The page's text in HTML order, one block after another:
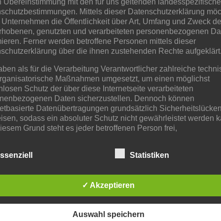
N
a
c
h
n
a
m
e
Mittels dieser Datenschutzerklärung
Unternehmen die Öffentlichkeit über Art, Umfang und Zweck
genutzten und verarbeiteten personenbezogenen
Ferner werden betroffene Personen mittels dieser
über die ihnen zustehenden Rechte aufgeklärt.
als für die Verarbeitung Verantwortlicher zahlreiche
Maßnahmen umgesetzt, um einen möglichst
Schutz der über diese Internetseite verarbeiteten
Daten sicherzustellen. Dennoch können
Datenübertragungen grundsätzlich Sicherheitslücken
sodass ein absoluter Schutz nicht gewährleistet werden
Grund steht es jeder betroffenen Person frei,
an uns zu übermitteln.
beruht auf den Begrifflichkeiten, die durch
Richtlinien- und Verordnungsgeber beim Erlass der
Grundverordnung (DS-GVO) verwendet wurden.
soll sowohl für die Öffentlichkeit als auch für
Statistiken
✓ Akzeptieren
Auswahl speichern